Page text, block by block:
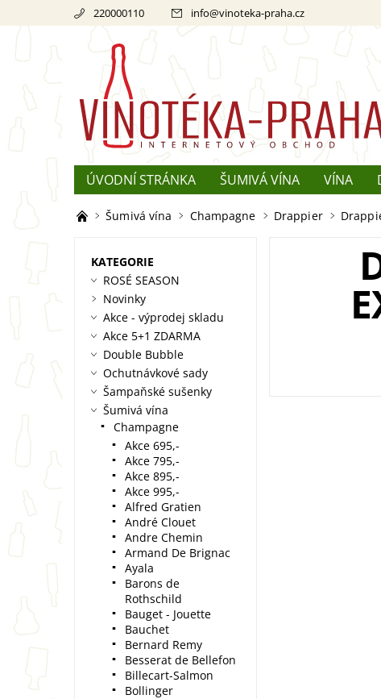
220000110 info@vinoteka-praha.cz
ÚVODNÍ STRÁNKA ŠUMIVÁ VÍNA VÍNA
REKLAMACE
O ŠAMPAŇSKÉM
Šumivá vína Champagne Drappier
KATEGORIE
ROSÉ SEASON
Novinky
Akce - výprodej skladu
Akce 5+1 ZDARMA
Double Bubble
Ochutnávkové sady
Šampaňské sušenky
Šumivá vína
Champagne
Akce 695,-
Akce 795,-
Akce 895,-
Akce 995,-
Alfred Gratien
André Clouet
Andre Chemin
Armand De Brignac
Ayala
Barons de
Rothschild
Bauget - Jouette
Bauchet
Bernard Remy
Besserat de Bellefon
Billecart-Salmon
Bollinger